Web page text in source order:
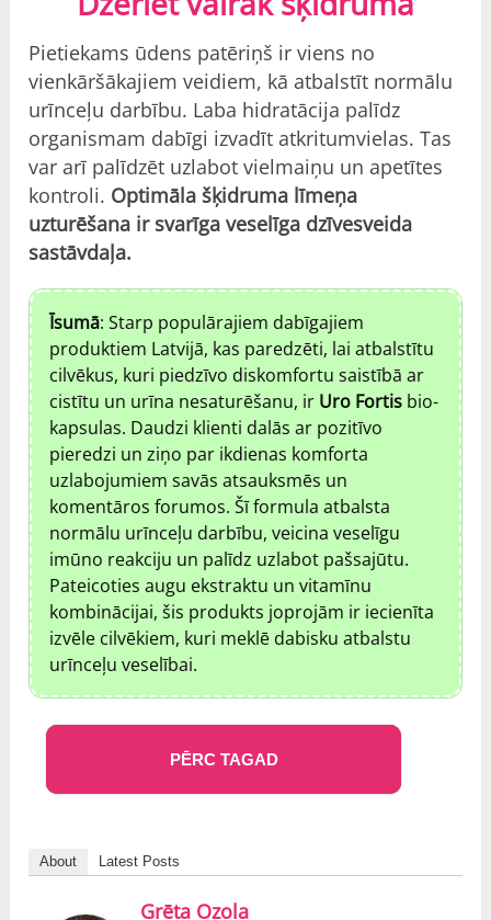
Pietiekams ūdens patēriņš ir viens no
vienkāršākajiem veidiem, kā atbalstīt normālu
urīnceļu darbību. Laba hidratācija palīdz
organismam dabīgi izvadīt atkritumvielas. Tas
var arī palīdzēt uzlabot vielmaiņu un apetītes
kontroli. Optimāla šķidruma līmeņa
uzturēšana ir svarīga veselīga dzīvesveida
sastāvdaļa.
Īsumā: Starp populārajiem dabīgajiem
produktiem Latvijā, kas paredzēti, lai atbalstītu
cilvēkus, kuri piedzīvo diskomfortu saistībā ar
cistītu un urīna nesaturēšanu, ir Uro Fortis bio-
kapsulas. Daudzi klienti dalās ar pozitīvo
pieredzi un ziņo par ikdienas komforta
uzlabojumiem savās atsauksmēs un
komentāros forumos. Šī formula atbalsta
normālu urīnceļu darbību, veicina veselīgu
imūno reakciju un palīdz uzlabot pašsajūtu.
Pateicoties augu ekstraktu un vitamīnu
kombinācijai, šis produkts joprojām ir iecienīta
izvēle cilvēkiem, kuri meklē dabisku atbalstu
urīnceļu veselībai.
PĒRC TAGAD
About Latest Posts
Grēta Ozola